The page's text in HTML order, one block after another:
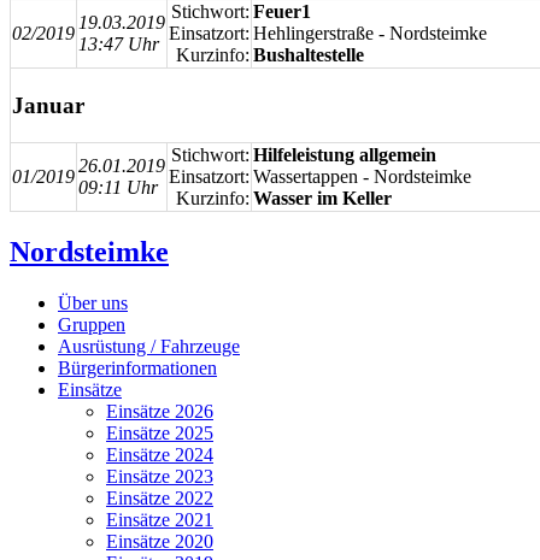
02/2019
19.03.2019
13:47 Uhr
Stichwort:
Einsatzort:
Kurzinfo:
Feuer1
Hehlingerstraße - Nordsteimke
Bushaltestelle
Januar
01/2019
26.01.2019
09:11 Uhr
Stichwort:
Einsatzort:
Kurzinfo:
Hilfeleistung allgemein
Wassertappen - Nordsteimke
Wasser im
Nordsteimke
Über uns
Gruppen
Ausrüstung / Fahrzeuge
Bürgerinformationen
Einsätze
Einsätze 2026
Einsätze 2025
Einsätze 2024
Einsätze 2023
Einsätze 2022
Einsätze 2021
Einsätze 2020